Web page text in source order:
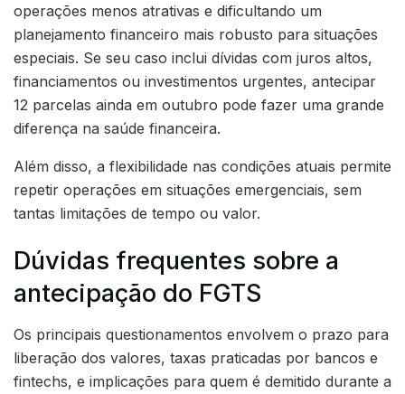
operações menos atrativas e dificultando um
planejamento financeiro mais robusto para situações
especiais. Se seu caso inclui dívidas com juros altos,
financiamentos ou investimentos urgentes, antecipar
12 parcelas ainda em outubro pode fazer uma grande
diferença na saúde financeira.
Além disso, a flexibilidade nas condições atuais permite
repetir operações em situações emergenciais, sem
tantas limitações de tempo ou valor.
Dúvidas frequentes sobre a
antecipação do FGTS
Os principais questionamentos envolvem o prazo para
liberação dos valores, taxas praticadas por bancos e
fintechs, e implicações para quem é demitido durante a